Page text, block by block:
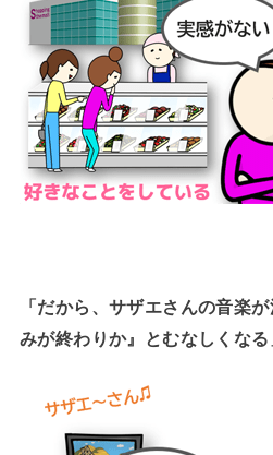
「だから、サザエさんの音楽
みが終わりか』とむなしくなる